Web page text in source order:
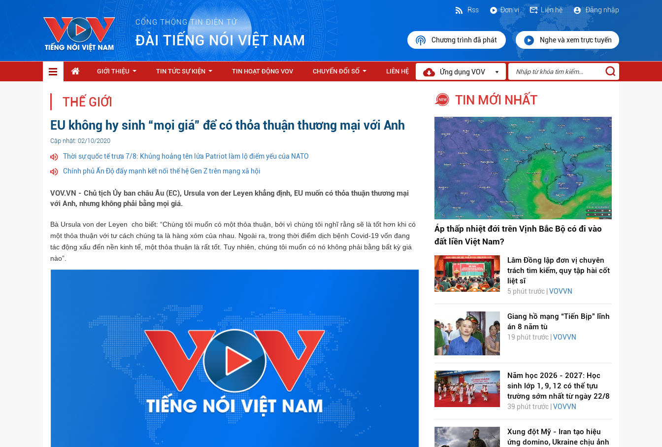
CỔNG THÔNG TIN ĐIỆN TỬ
ĐÀI TIẾNG NÓI VIỆT NAM
Đăng nhập
Liên hệ
Đơn vị
Rss
Chương trình đã phát Nghe và xem trực tuyến
GIỚI THIỆU TIN TỨC SỰ KIỆN TIN HOẠT ĐỘNG VOV CHUYỂN ĐỔI SỐ LIÊN HỆ Ứng dụng VOV
THẾ GIỚI
EU không hy sinh “mọi giá” để có thỏa thuận thương mại với Anh
Cập nhật: 02/10/2020
Thời sự quốc tế trưa 7/8: Khủng hoảng tên lửa Patriot làm lộ điểm yếu của NATO
Chính phủ Ấn Độ đẩy mạnh kết nối thế hệ Gen Z trên mạng xã hội
VOV.VN - Chủ tịch Ủy ban châu Âu (EC), Ursula von der Leyen khẳng định, EU muốn có thỏa thuận thương mại
với Anh, nhưng không phải bằng mọi giá.
Bà Ursula von der Leyen cho biết: “Chúng tôi muốn có một thỏa thuận, bởi vì chúng tôi nghĩ rằng sẽ là tốt hơn khi có
một thỏa thuận với tư cách chúng ta là hàng xóm của nhau. Ngoài ra, trong thời điểm dịch bệnh Covid-19 vốn đang
tác động xấu đến nền kinh tế, một thỏa thuận là rất tốt. Tuy nhiên, chúng tôi muốn có nó không phải bằng bất kỳ giá
nào”.
TIN MỚI NHẤT
Áp thấp nhiệt đới trên Vịnh Bắc Bộ có đi vào
đất liền Việt Nam?
Lâm Đồng lập đơn vị chuyên
trách tìm kiếm, quy tập hài cốt
liệt sĩ
5 phút trước | VOVVN
Giang hồ mạng “Tiến Bịp” lĩnh
án 8 năm tù
19 phút trước | VOVVN
Năm học 2026 - 2027: Học
sinh lớp 1, 9, 12 có thể tựu
trường sớm nhất từ ngày 22/8
39 phút trước |VOVVN
Xung đột Mỹ - Iran tạo hiệu
ứng domino, Ukraine chịu ảnh